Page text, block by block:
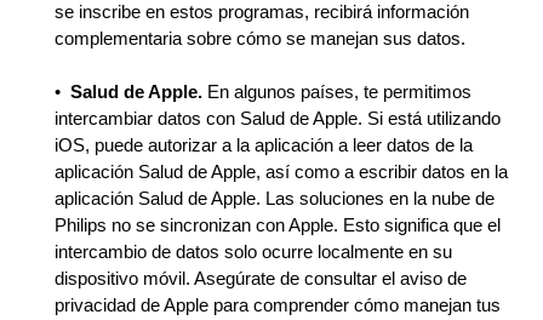
se inscribe en estos programas, recibirá información
complementaria sobre cómo se manejan sus datos.
•Salud de Apple. En algunos países, te permitimos
intercambiar datos con Salud de Apple. Si está utilizando
iOS, puede autorizar a la aplicación a leer datos de la
aplicación Salud de Apple, así como a escribir datos en la
aplicación Salud de Apple. Las soluciones en la nube de
Philips no se sincronizan con Apple. Esto significa que el
intercambio de datos solo ocurre localmente en su
dispositivo móvil. Asegúrate de consultar el aviso de
privacidad de Apple para comprender cómo manejan tus